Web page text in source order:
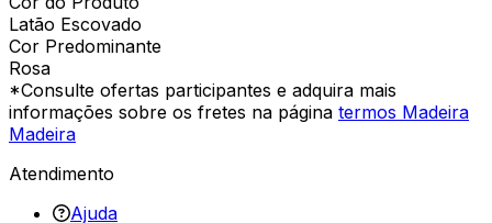
Latão Escovado
Cor Predominante
Rosa
*Consulte ofertas participantes e adquira mais
informações sobre os fretes na página termos Madeira
Madeira
Atendimento
Ajuda